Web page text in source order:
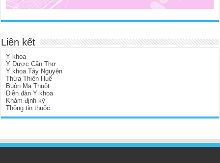
Liên kết
Y khoa
Y Dược Cần Thơ
Y khoa Tây Nguyên
Thừa Thiên Huế
Buôn Ma Thuột
Diễn đàn Y khoa
Khám định kỳ
Thông tin thuốc